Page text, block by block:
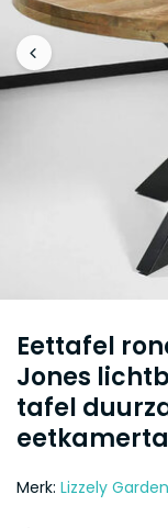
Eettafel
Jones
tafel
Merk: Lizzely